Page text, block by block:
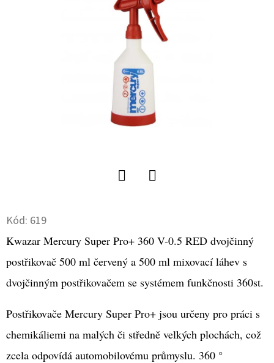
Kód: 619
Kwazar Mercury Super Pro+ 360 V-0.5 RED dvojčinný
postřikovač 500 ml červený a 500 ml mixovací láhev s
dvojčinným postřikovačem se systémem funkčnosti 360st.
Postřikovače Mercury Super Pro+ jsou určeny pro práci s
chemikáliemi na malých či středně velkých plochách, což
zcela odpovídá automobilovému průmyslu. 360 °
HLEDAT
R
U
Č
U
J
M
E